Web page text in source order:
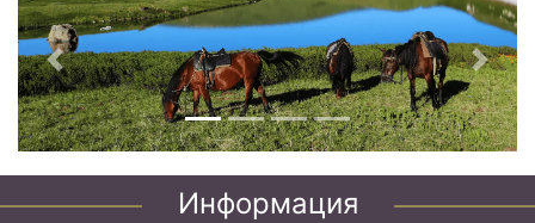
Предыдущий
Информация